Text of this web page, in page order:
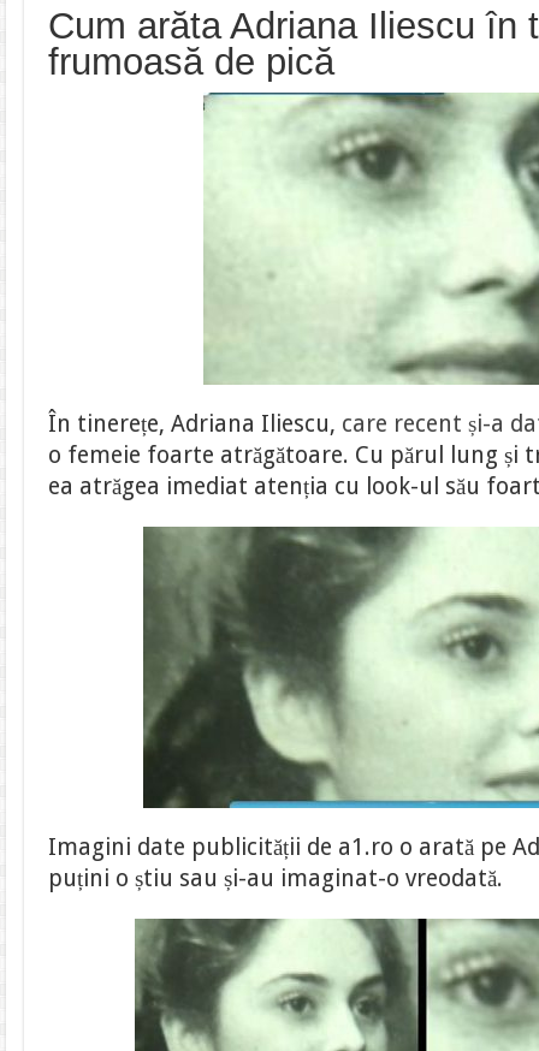
Cum arăta Adriana Iliescu în
frumoasă de pică
În tinerețe, Adriana Iliescu, care recent și-a
o femeie foarte atrăgătoare. Cu părul lung și
ea atrăgea imediat atenția cu look-ul său
Imagini date publicității de a1.ro o arată pe
puțini o știu sau și-au imaginat-o vreodată.